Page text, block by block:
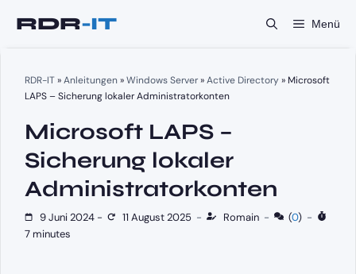
Inhalt
Menü
RDR-IT»Anleitungen»Windows Server»Active Directory» Microsoft
LAPS – Sicherung lokaler Administratorkonten
Microsoft LAPS –
Sicherung lokaler
Administratorkonten
9 Juni 2024 - 11 August 2025 - Romain - (0) -
7 minutes